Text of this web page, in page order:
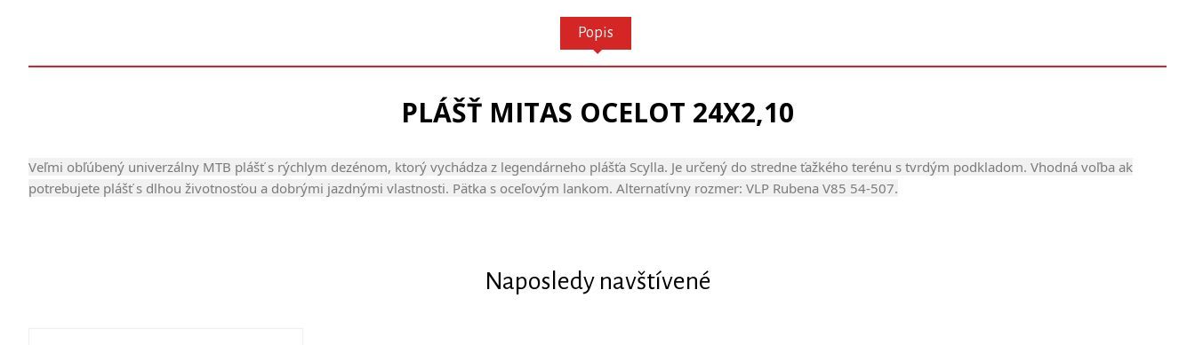
Popis
PLÁŠŤ MITAS OCELOT 24X2,10
Veľmi obľúbený univerzálny MTB plášť s rýchlym dezénom, ktorý vychádza z legendárneho plášťa Scylla. Je určený do stredne ťažkého terénu s tvrdým podkladom. Vhodná voľba ak
potrebujete plášť s dlhou životnosťou a dobrými jazdnými vlastnosti. Pätka s oceľovým lankom. Alternatívny rozmer: VLP Rubena V85 54-507.
Naposledy navštívené